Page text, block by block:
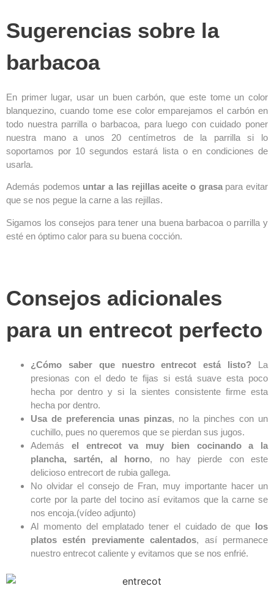
Sugerencias sobre la
barbacoa
En primer lugar, usar un buen carbón, que este tome un color
blanquezino, cuando tome ese color emparejamos el carbón en
todo nuestra parrilla o barbacoa, para luego con cuidado poner
nuestra mano a unos 20 centímetros de la parrilla si lo
soportamos por 10 segundos estará lista o en condiciones de
usarla.
Además podemos untar a las rejillas aceite o grasapara evitar
que se nos pegue la carne a las rejillas.
Sigamos los consejos para tener una buena barbacoa o parrilla y
esté en óptimo calor para su buena cocción.
Consejos adicionales
para un entrecot perfecto
¿Cómo saber que nuestro entrecot está listo? La
presionas con el dedo te fijas si está suave esta poco
hecha por dentro y si la sientes consistente firme esta
hecha por dentro.
Usa de preferencia unas pinzas, no la pinches con un
cuchillo, pues no queremos que se pierdan sus jugos.
Además el entrecot va muy bien cocinando a la
plancha, sartén, al horno, no hay pierde con este
delicioso entrecort de rubia gallega.
No olvidar el consejo de Fran, muy importante hacer un
corte por la parte del tocino así evitamos que la carne se
nos encoja.(vídeo adjunto)
Al momento del emplatado tener el cuidado de que los
platos estén previamente calentados, así permanece
nuestro entrecot caliente y evitamos que se nos enfrié.